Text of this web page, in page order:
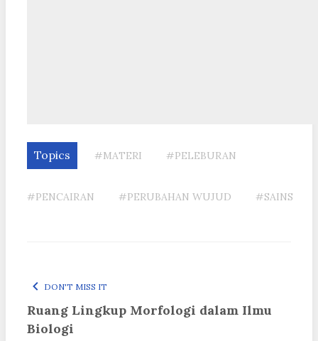
Topics #MATERI #PELEBURAN
#PENCAIRAN #PERUBAHAN WUJUD #SAINS
DON'T MISS IT
Ruang Lingkup Morfologi dalam Ilmu
Biologi